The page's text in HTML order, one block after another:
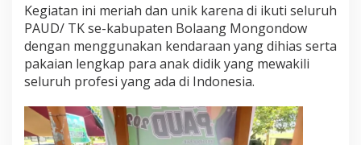
Kegiatan ini meriah dan unik karena di ikuti seluruh
PAUD/ TK se-kabupaten Bolaang Mongondow
dengan menggunakan kendaraan yang dihias serta
pakaian lengkap para anak didik yang mewakili
seluruh profesi yang ada di Indonesia.